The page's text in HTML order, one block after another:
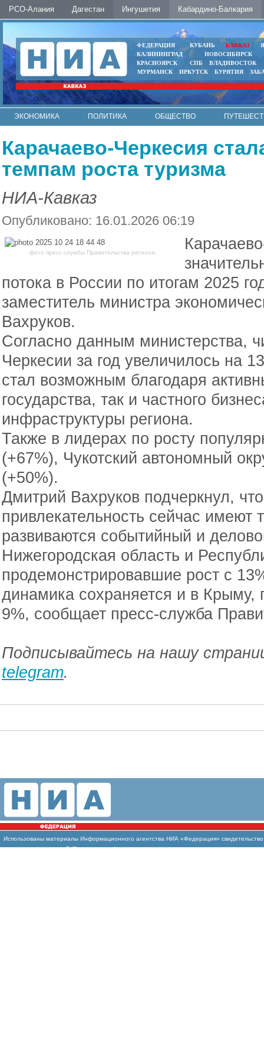
РСО-Алания Дагестан Ингушетия Кабардино-Балкария
ФЕДЕРАЦИЯ КУБАНЬ КАВКАЗ
КАЛИНИНГРАД
НОВОСИБИРСК
КРАСНОЯРСК
СПБ
ВЛАДИВОСТОК
МУРМАНСК
ИРКУТСК БУРЯТИЯ
ЭКОНОМИКА ПОЛИТИКА ОБЩЕСТВО
Карачаево-Черкесия
темпам роста туризма
НИА-Кавказ
Опубликовано: 16.01.2026 06:19
фото пресс-службы Правительства региона.
потока в России по итогам 2025
заместитель министра
Вахруков.
Согласно данным министерства,
Черкесии за год увеличилось на
стал возможным благодаря
государства, так и частного
инфраструктуры региона.
Также в лидерах по росту
(+67%), Чукотский автономный
(+50%).
Дмитрий Вахруков подчеркнул,
привлекательность сейчас имеют
развиваются событийный и
Нижегородская область и
продемонстрировавшие рост с
динамика сохраняется и в Крыму,
9%, сообщает пресс-служба
Подписывайтесь на нашу
telegram.
Использованы материалы Информационного агентства НИА «Федерация»
массовых коммуникаций (Роскомнадзор)